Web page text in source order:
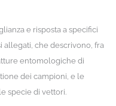
e risposta a specifici
allegati, che descrivono, fra
entomologiche di
dei campioni, e le
specie di vettori.